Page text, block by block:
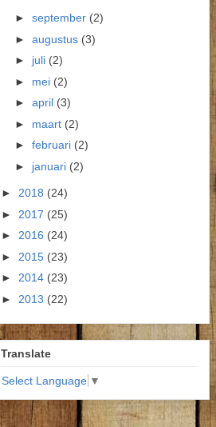
► september (2)
► augustus (3)
► juli (2)
► mei (2)
► april (3)
► maart (2)
► februari (2)
► januari (2)
► 2018 (24)
► 2017 (25)
► 2016 (24)
► 2015 (23)
► 2014 (23)
► 2013 (22)
Translate
Select Language ▼